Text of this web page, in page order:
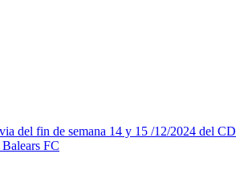
del fin de semana 14 y 15 /12/2024 del CD
FC